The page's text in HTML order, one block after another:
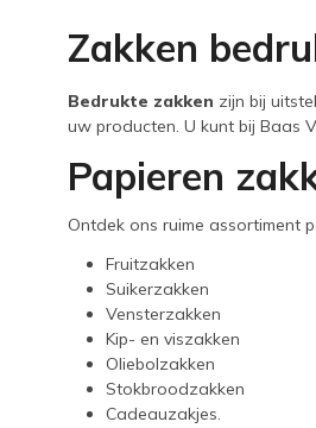
Zakken
Bedrukte zakken zijn bij
uw producten. U kunt bij Baas
Papieren
Ontdek ons ruime assortiment
Fruitzakken
Suikerzakken
Vensterzakken
Kip- en viszakken
Oliebolzakken
Stokbroodzakken
Cadeauzakjes.